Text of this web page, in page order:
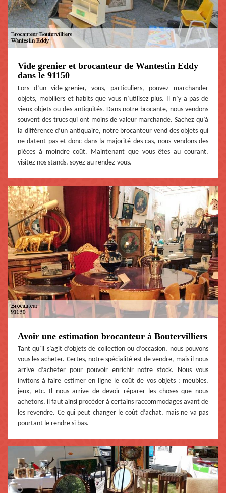
Vide grenier et brocanteur de Wantestin Eddy
dans le 91150
Lors d’un vide-grenier, vous, particuliers, pouvez marchander
objets, mobiliers et habits que vous n’utilisez plus. Il n’y a pas de
vieux objets ou des antiquités. Dans notre brocante, nous vendons
souvent des trucs qui ont moins de valeur marchande. Sachez qu’à
la différence d’un antiquaire, notre brocanteur vend des objets qui
ne datent pas et donc dans la majorité des cas, nous vendons des
pièces à moindre coût. Maintenant que vous êtes au courant,
visitez nos stands, soyez au rendez-vous.
Avoir une estimation brocanteur à Boutervilliers
Tant qu’il s’agit d’objets de collection ou d’occasion, nous pouvons
vous les acheter. Certes, notre spécialité est de vendre, mais il nous
arrive d’acheter pour pouvoir enrichir notre stock. Nous vous
invitons à faire estimer en ligne le coût de vos objets : meubles,
jeux, etc. Il nous arrive de devoir réparer les choses que nous
achetons, il faut ainsi procéder à certains raccommodages avant de
les revendre. Ce qui peut changer le coût d’achat, mais ne va pas
pourtant le rendre si bas.